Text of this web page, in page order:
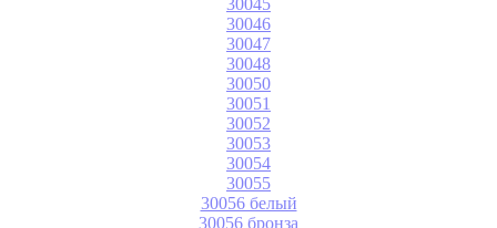
30046
30047
30048
30050
30051
30052
30053
30054
30055
30056 белый
30056 бронза